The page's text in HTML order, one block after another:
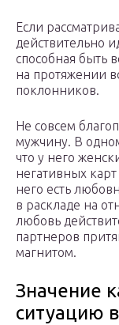
Если
действительно
способная быть
на протяжении
поклонников.
Не совсем
мужчину. В
что у него
негативных
него есть
в раскладе на
любовь
партнеров
магнитом.
Значение
ситуацию